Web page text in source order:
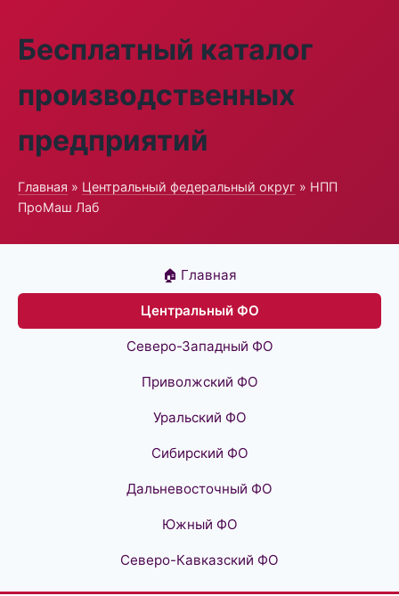
Бесплатный каталог
производственных
предприятий
Главная » Центральный федеральный округ » НПП
ПроМаш Лаб
🏠 Главная
Центральный ФО
Северо-Западный ФО
Приволжский ФО
Уральский ФО
Сибирский ФО
Дальневосточный ФО
Южный ФО
Северо-Кавказский ФО